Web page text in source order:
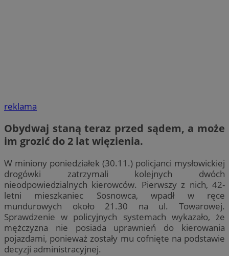
reklama
Obydwaj staną teraz przed sądem, a może
im grozić do 2 lat więzienia.
W miniony poniedziałek (30.11.) policjanci mysłowickiej
drogówki zatrzymali kolejnych dwóch
nieodpowiedzialnych kierowców. Pierwszy z nich, 42-
letni mieszkaniec Sosnowca, wpadł w ręce
mundurowych około 21.30 na ul. Towarowej.
Sprawdzenie w policyjnych systemach wykazało, że
mężczyzna nie posiada uprawnień do kierowania
pojazdami, ponieważ zostały mu cofnięte na podstawie
decyzji administracyjnej.